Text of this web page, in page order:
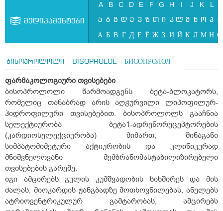
მედიკამენტები
A B C D E F G H I J K L
ა ბ გ დ ე ვ ზ თ ი კ ლ მ ნ ო პ ჟ
А Б В Г Д Е Ё Ж З И Й К Л М Н О
ბისოპროლოლი - BISOPROLOL - БИСОПРОЛОЛ
ფარმაკოლოგიური თვისებები
ბისოპროლოლი წარმოადგენს ბეტა-ბლოკატორს,
რომელიც თანაბრად არის აღჭურვილი ლიპოფილურ-
ჰიდროფილური თვისებებით. ბისოპროლოლს გააჩნია
სელექტიურობა ბეტა1-ადრენორეცეპტორების
(კარდიოსელექციურობა) მიმართ, შინაგანი
სიმპატომიმეტური აქტიურობის და კლინიკურად
მნიშვნელოვანი მემბრანომასტაბილიზირებელი
თვისებების გარეშე.
იგი ამცირებს გულის კუმშვადობის სიხშირეს და მის
ძალას, მიოკარდის ჟანგბადზე მოთხოვნილებას, ანელებს
ატრიოვენტრიკულურ გამტარობას, ამცირებს